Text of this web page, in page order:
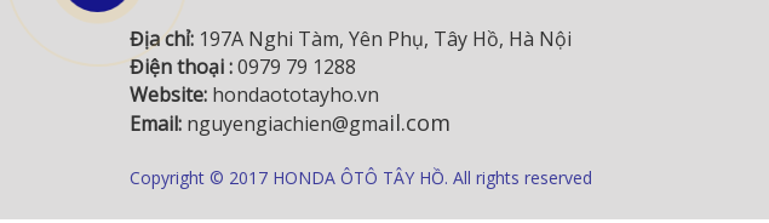
Địa chỉ: 197A Nghi Tàm, Yên Phụ, Tây Hồ, Hà Nội
Điện thoại :0979 79 1288
Website: hondaototayho.vn
Email: nguyengiachien@gmail.com
Copyright © 2017 HONDA ÔTÔ TÂY HỒ. All rights reserved